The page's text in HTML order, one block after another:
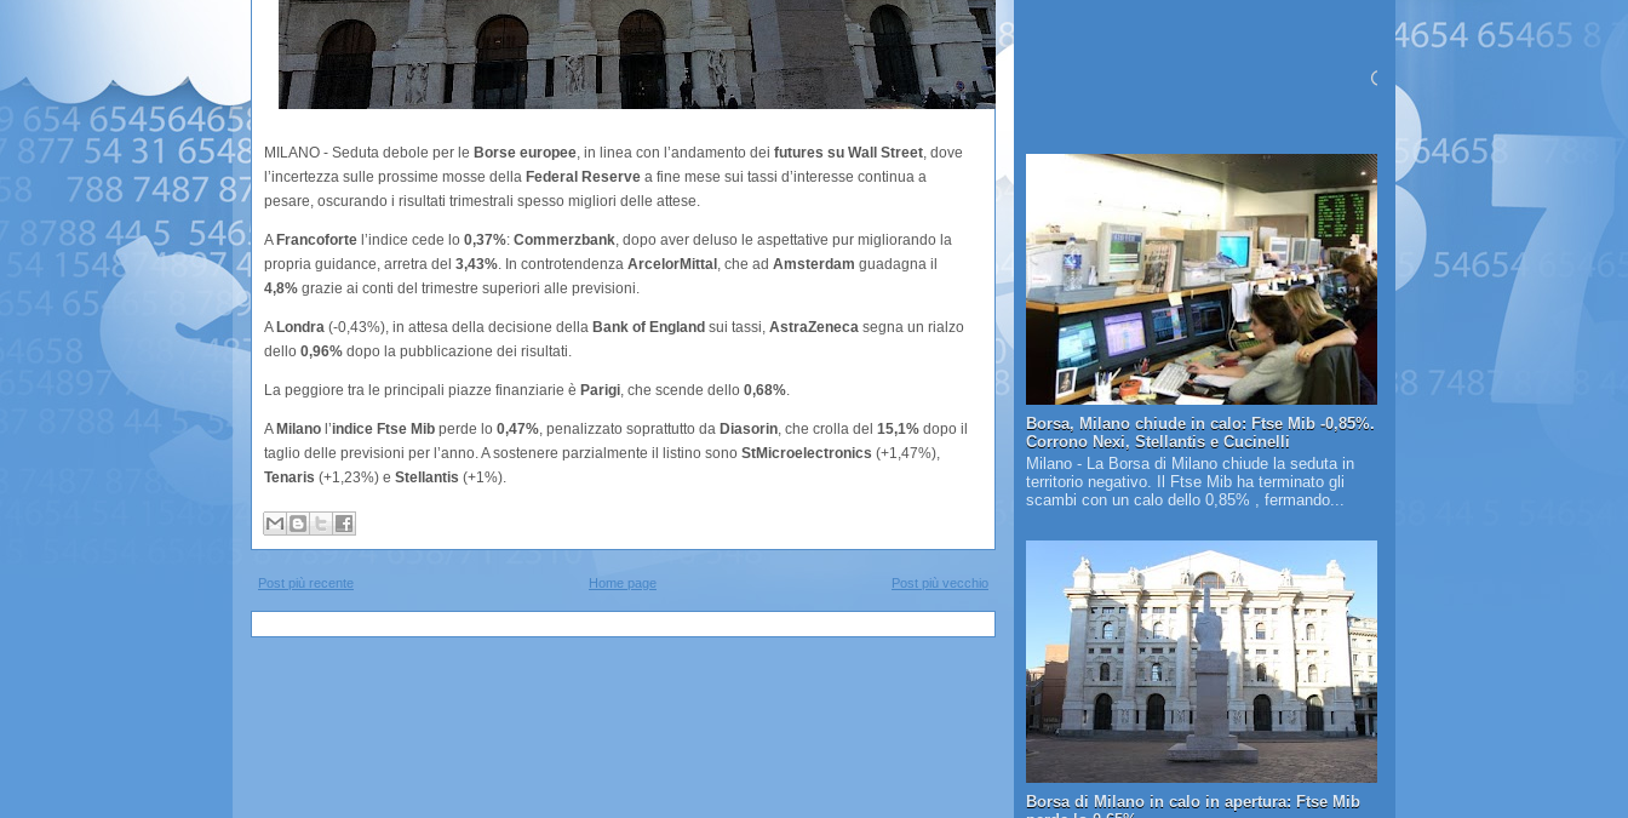
MILANO - Seduta debole per le Borse europee, in linea con l’andamento dei futures su Wall Street, dove
l’incertezza sulle prossime mosse della Federal Reserve a fine mese sui tassi d’interesse continua a
pesare, oscurando i risultati trimestrali spesso migliori delle attese.
A Francoforte l’indice cede lo 0,37%: Commerzbank, dopo aver deluso le aspettative pur migliorando la
propria guidance, arretra del 3,43%. In controtendenza ArcelorMittal , che ad Amsterdam guadagna il
4,8% grazie ai conti del trimestre superiori alle previsioni.
A Londra (-0,43%), in attesa della decisione della Bank of England sui tassi, AstraZeneca segna un rialzo
dello 0,96% dopo la pubblicazione dei risultati.
La peggiore tra le principali piazze finanziarie è Parigi, che scende dello 0,68%.
A Milano l’indice Ftse Mib perde lo 0,47%, penalizzato soprattutto da Diasorin, che crolla del 15,1% dopo il
taglio delle previsioni per l’anno. A sostenere parzialmente il listino sono StMicroelectronics (+1,47%),
Tenaris (+1,23%) e Stellantis (+1%).
Post più recente Post più vecchio
Home page
Borsa, Milano chiude in calo: Ftse Mib -0,85%.
Corrono Nexi, Stellantis e Cucinelli
Milano - La Borsa di Milano chiude la seduta in
territorio negativo. Il Ftse Mib ha terminato gli
scambi con un calo dello 0,85% , fermando...
Borsa di Milano in calo in apertura: Ftse Mib